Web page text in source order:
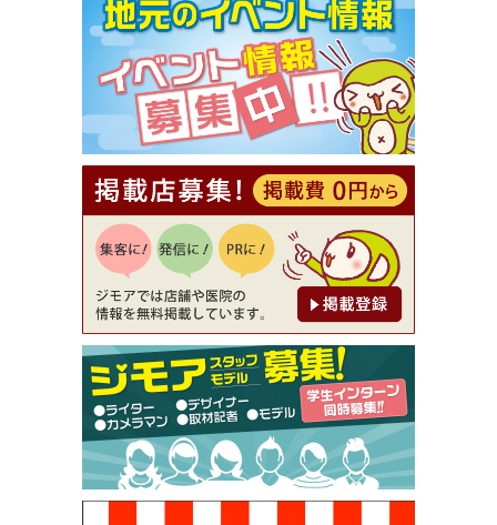
【ジモア限定①】初回割引 特価 VIO脱毛11,000円
⇒8,800円（メンズ専門ワックス脱毛サロン Mickle
（ミックル））
[有効期限]2026年9月30日
【ジモア読者特典2】コース 3,500円→3,000円（料
理5品+2時間飲み放題）（創作イタリアン Pia Cu
ore（ピアクオーレ））
[有効期限]2026年9月30日
【ジモア読者特典1】料理全品20％OFF ※18時以
降（創作イタリアン Pia Cuore（ピアクオーレ））
[有効期限]2026年9月30日
【ジモア限定②】初回割引 特価 鼻毛脱毛 半額 2,2
00円⇒1,100円（メンズ専門ワックス脱毛サロン Mi
ckle（ミックル））
[有効期限]2026年9月30日
【ジモア限定特典①】まつ毛カール 3,850円→ 2,7
50円（Premiere（プルミエール））
[有効期限]2026年9月30日
焼き餃子 一皿サービス（餃子酒場たっちゃん 西
早稲田店）
[有効期限]2026年9月30日